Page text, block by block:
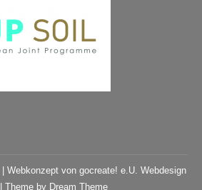
Webkonzept von gocreate! e.U. Webdesign
| Theme by Dream Theme